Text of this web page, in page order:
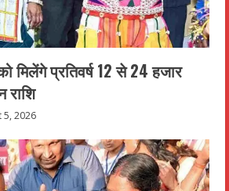
मिलेंगे प्रतिवर्ष 12 से 24 हजार
राशि
5, 2026